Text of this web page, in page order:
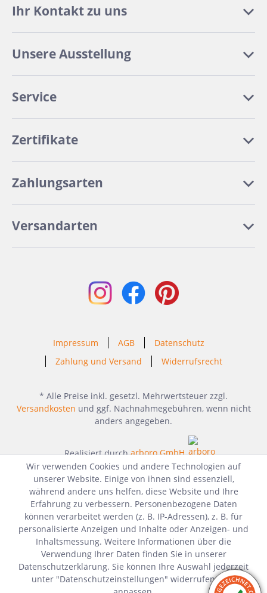
Ihr Kontakt zu uns
Unsere Ausstellung
Service
Zertifikate
Zahlungsarten
Versandarten
Impressum AGB
Datenschutz
Zahlung und Versand
Widerrufsrecht
* Alle Preise inkl. gesetzl. Mehrwertsteuer zzgl.
Versandkosten und ggf. Nachnahmegebühren, wenn nicht
anders angegeben.
Realisiert durcharboro GmbH
Wir verwenden Cookies und andere Technologien auf
unserer Website. Einige von ihnen sind essenziell,
während andere uns helfen, diese Website und Ihre
Erfahrung zu verbessern. Personenbezogene Daten
können verarbeitet werden (z. B. IP-Adressen), z. B. für
personalisierte Anzeigen und Inhalte oder Anzeigen- und
Inhaltsmessung. Weitere Informationen über die
Verwendung Ihrer Daten finden Sie in unserer
Datenschutzerklärung. Sie können Ihre Auswahl jederzeit
unter "Datenschutzeinstellungen" widerrufen oder